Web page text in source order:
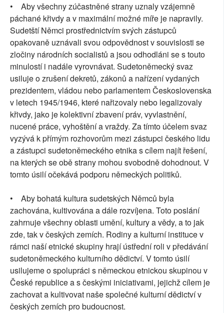
• Aby všechny zúčastněné strany uznaly vzájemně
páchané křivdy a v maximální možné míře je napravily.
Sudetští Němci prostřednictvím svých zástupců
opakovaně uznávali svou odpovědnost v souvislosti se
zločiny národních socialistů a jsou odhodláni se s touto
minulostí i nadále vyrovnávat. Sudetoněmecký svaz
usiluje o zrušení dekretů, zákonů a nařízení vydaných
prezidentem, vládou nebo parlamentem Československa
v letech 1945/1946, které nařizovaly nebo legalizovaly
křivdy, jako je kolektivní zbavení práv, vyvlastnění,
nucené práce, vyhoštění a vraždy. Za tímto účelem svaz
vyzývá k přímým rozhovorům mezi zástupci českého lidu
a zástupci sudetoněmeckého etnika s cílem najít řešení,
na kterých se obě strany mohou svobodně dohodnout. V
tomto úsilí očekává podporu německých politiků.
• Aby bohatá kultura sudetských Němců byla
zachována, kultivována a dále rozvíjena. Toto poslání
zahrnuje všechny oblasti umění, kultury a vědy, a to jak
zde, tak v českých zemích. Rodiny a kulturní instituce v
rámci naší etnické skupiny hrají ústřední roli v předávání
sudetoněmeckého kulturního dědictví. V tomto úsilí
usilujeme o spolupráci s německou etnickou skupinou v
České republice a s českými iniciativami, jejichž cílem je
zachovat a kultivovat naše společné kulturní dědictví v
českých zemích pro budoucnost.